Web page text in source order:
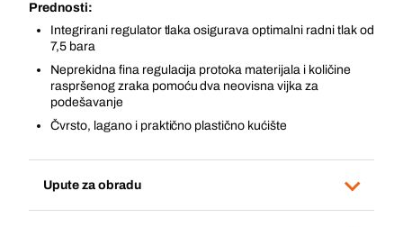
Prednosti:
Integrirani regulator tlaka osigurava optimalni radni tlak od
7,5 bara
Neprekidna fina regulacija protoka materijala i količine
raspršenog zraka pomoću dva neovisna vijka za
podešavanje
Čvrsto, lagano i praktično plastično kućište
Upute za obradu